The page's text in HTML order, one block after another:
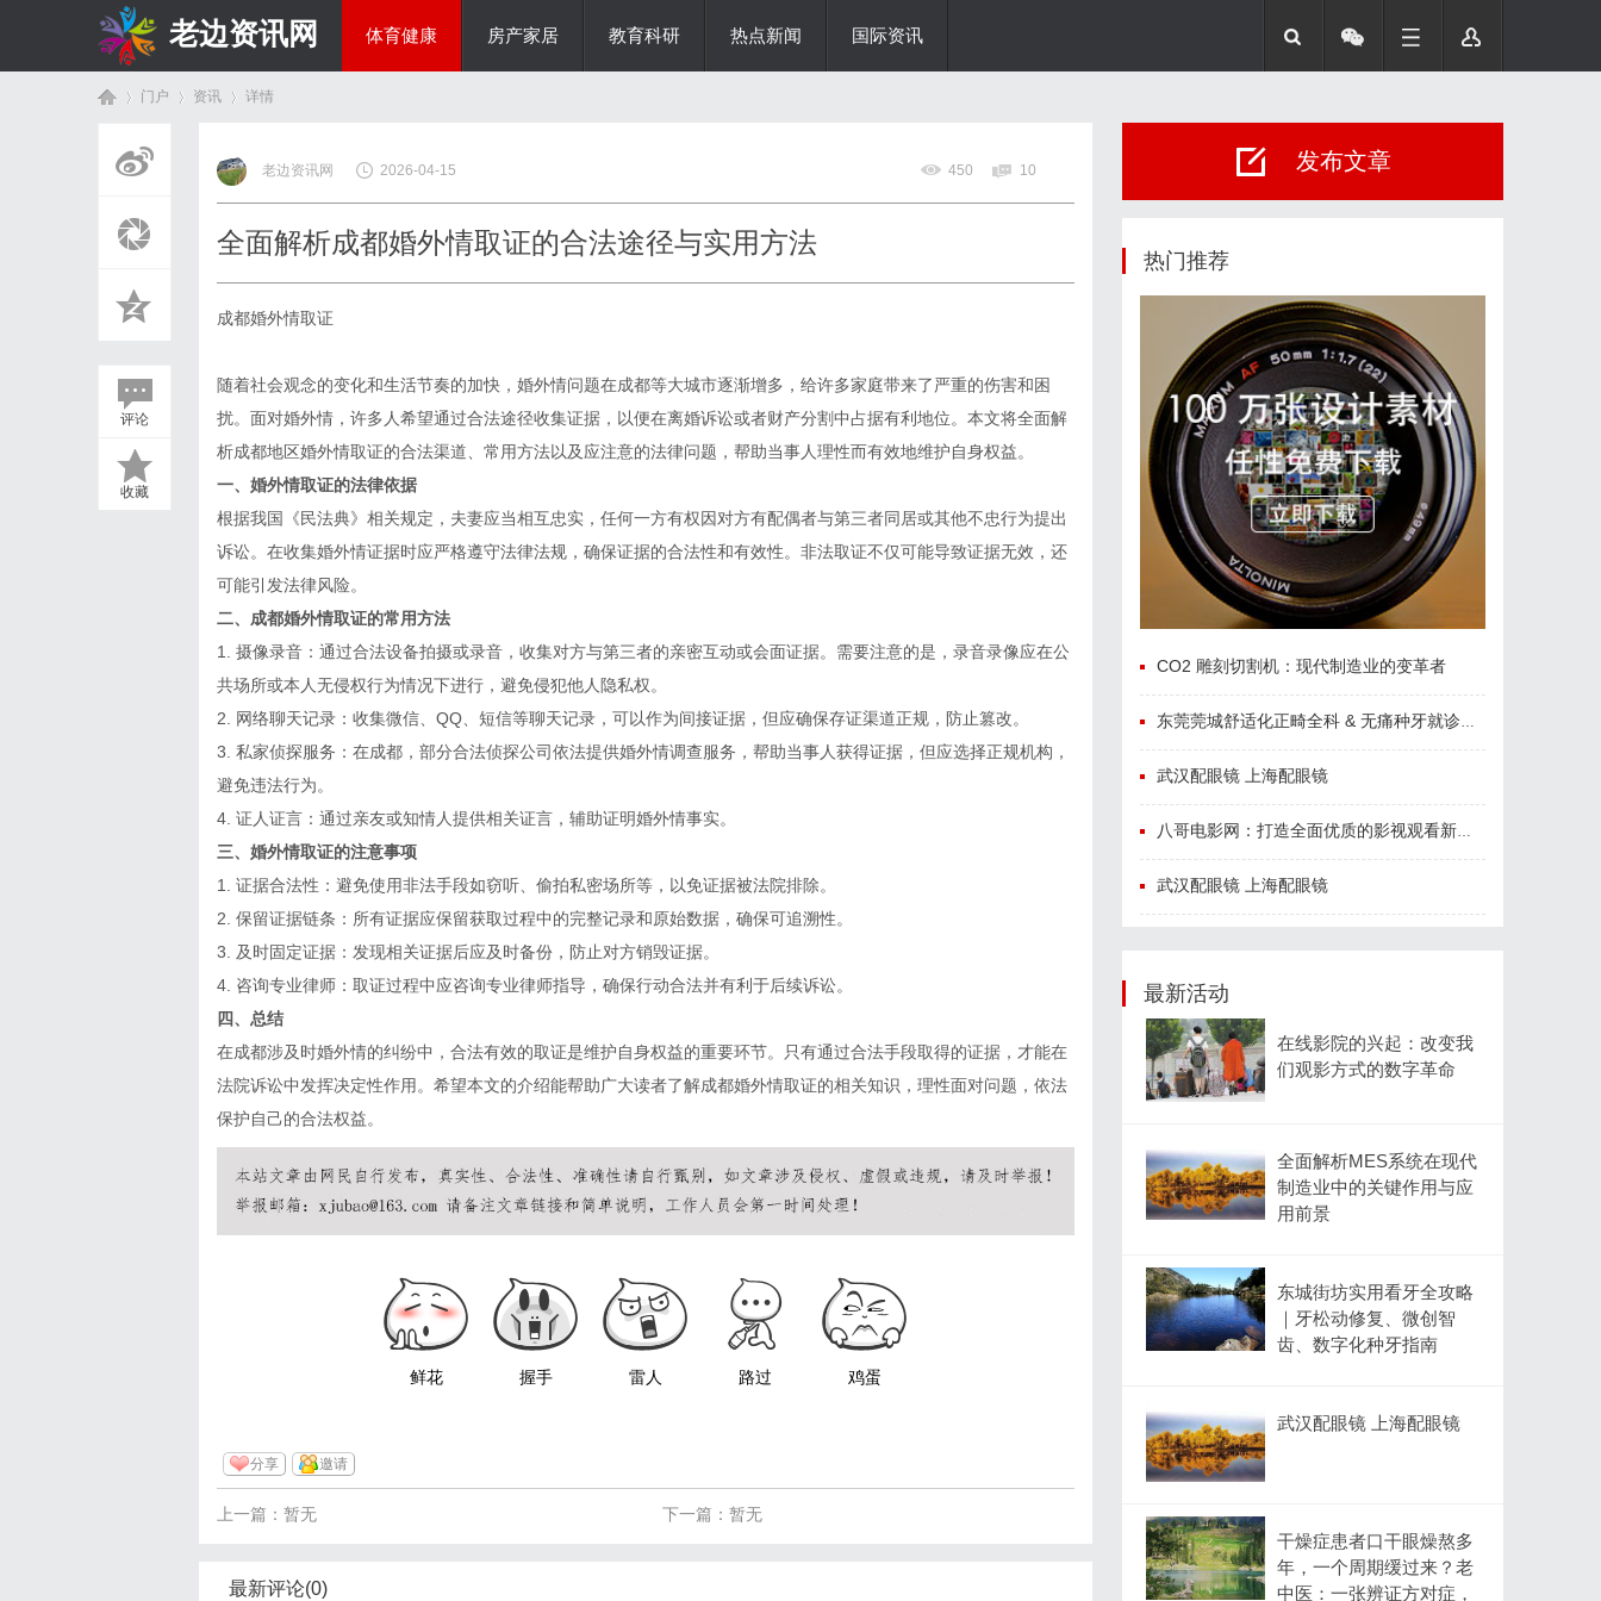
老边资讯网 体育健康 房产家居 教育科研 热点新闻 国际资讯
门户 资讯
›
详情
评论
收藏
老边资讯网 2026-04-15 450 10
全面解析成都婚外情取证的合法途径与实用方法
成都婚外情取证
随着社会观念的变化和生活节奏的加快，婚外情问题在成都等大城市逐渐增多，给许多家庭带来了严重的伤害和困
扰。面对婚外情，许多人希望通过合法途径收集证据，以便在离婚诉讼或者财产分割中占据有利地位。本文将全面解
析成都地区婚外情取证的合法渠道、常用方法以及应注意的法律问题，帮助当事人理性而有效地维护自身权益。
一、婚外情取证的法律依据
根据我国《民法典》相关规定，夫妻应当相互忠实，任何一方有权因对方有配偶者与第三者同居或其他不忠行为提出
诉讼。在收集婚外情证据时应严格遵守法律法规，确保证据的合法性和有效性。非法取证不仅可能导致证据无效，还
可能引发法律风险。
二、成都婚外情取证的常用方法
1. 摄像录音：通过合法设备拍摄或录音，收集对方与第三者的亲密互动或会面证据。需要注意的是，录音录像应在公
共场所或本人无侵权行为情况下进行，避免侵犯他人隐私权。
2. 网络聊天记录：收集微信、QQ、短信等聊天记录，可以作为间接证据，但应确保存证渠道正规，防止篡改。
3. 私家侦探服务：在成都，部分合法侦探公司依法提供婚外情调查服务，帮助当事人获得证据，但应选择正规机构，
避免违法行为。
4. 证人证言：通过亲友或知情人提供相关证言，辅助证明婚外情事实。
三、婚外情取证的注意事项
1. 证据合法性：避免使用非法手段如窃听、偷拍私密场所等，以免证据被法院排除。
2. 保留证据链条：所有证据应保留获取过程中的完整记录和原始数据，确保可追溯性。
3. 及时固定证据：发现相关证据后应及时备份，防止对方销毁证据。
4. 咨询专业律师：取证过程中应咨询专业律师指导，确保行动合法并有利于后续诉讼。
四、总结
在成都涉及时婚外情的纠纷中，合法有效的取证是维护自身权益的重要环节。只有通过合法手段取得的证据，才能在
法院诉讼中发挥决定性作用。希望本文的介绍能帮助广大读者了解成都婚外情取证的相关知识，理性面对问题，依法
保护自己的合法权益。
鲜花 握手 雷人 路过 鸡蛋
分享 邀请
下一篇：暂无
上一篇：暂无
最新评论(0)
发布文章
热门推荐
CO2 雕刻切割机：现代制造业的变革者
东莞莞城舒适化正畸全科 & 无痛种牙就诊避坑攻略
武汉配眼镜 上海配眼镜
八哥电影网：打造全面优质的影视观看新体验
武汉配眼镜 上海配眼镜
最新活动
在线影院的兴起：改变我
们观影方式的数字革命
全面解析MES系统在现代
制造业中的关键作用与应
用前景
东城街坊实用看牙全攻略
｜牙松动修复、微创智
齿、数字化种牙指南
武汉配眼镜 上海配眼镜
干燥症患者口干眼燥熬多
年，一个周期缓过来？老
中医：一张辨证方对症，